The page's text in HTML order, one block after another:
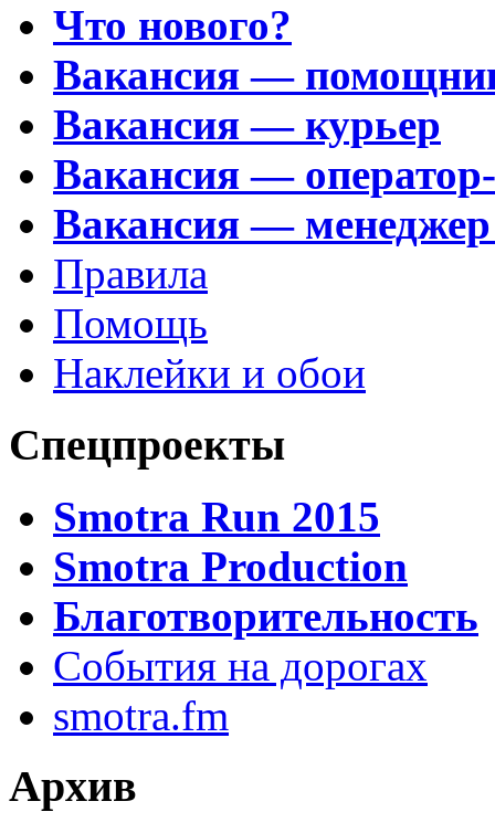
Что нового?
Вакансия —
Вакансия — курьер
Вакансия —
Вакансия —
Правила
Помощь
Наклейки и обои
Спецпроекты
Smotra Run 2015
Smotra Production
Благотворительность
События на дорогах
smotra.fm
Архив